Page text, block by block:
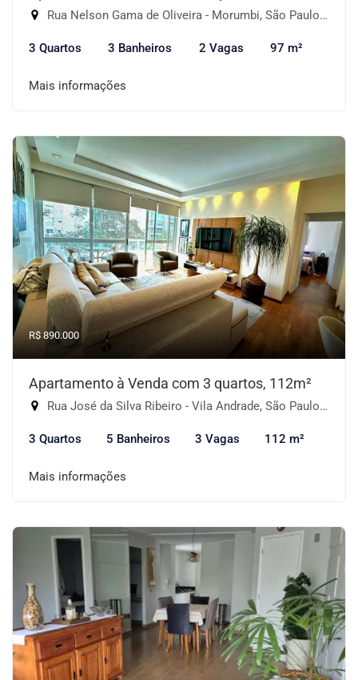
Rua Nelson Gama de Oliveira - Morumbi, São Paulo-SP
3 Quartos 3 Banheiros 2 Vagas 97 m²
Mais informações
R$ 890.000
Apartamento à Venda com 3 quartos, 112m²
Rua José da Silva Ribeiro - Vila Andrade, São Paulo-SP
3 Quartos 5 Banheiros 3 Vagas 112 m²
Mais informações